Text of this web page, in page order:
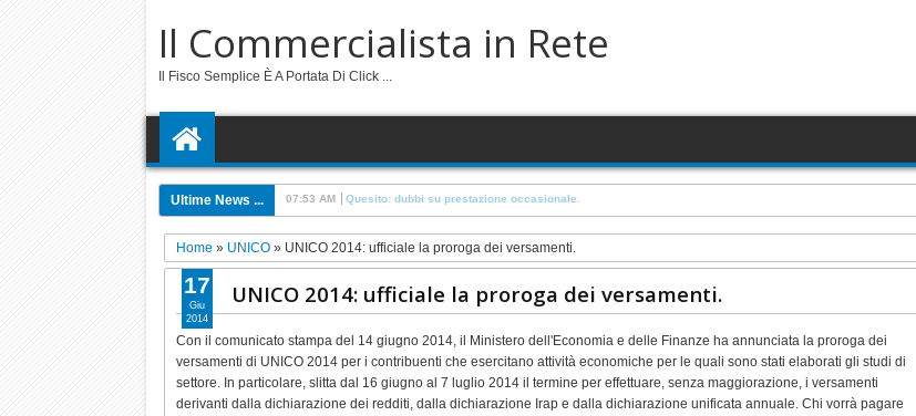
Il Commercialista in Rete
Il Fisco Semplice È A Portata Di Click ...
Ultime News ... 6:57 PM Quesito: cappella societaria su terreno in concessione comunale
Home » UNICO » UNICO 2014: ufficiale la proroga dei versamenti.
UNICO 2014: ufficiale la proroga dei versamenti.
Con il comunicato stampa del 14 giugno 2014, il Ministero dell'Economia e delle Finanze ha annunciata la proroga dei
versamenti di UNICO 2014 per i contribuenti che esercitano attività economiche per le quali sono stati elaborati gli studi di
settore. In particolare, slitta dal 16 giugno al 7 luglio 2014 il termine per effettuare, senza maggiorazione, i versamenti
derivanti dalla dichiarazione dei redditi, dalla dichiarazione Irap e dalla dichiarazione unificata annuale. Chi vorrà pagare
17
Giu
2014